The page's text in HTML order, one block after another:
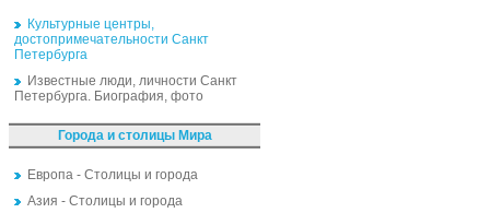
Культурные центры,
достопримечательности Санкт
Петербурга
Известные люди, личности Санкт
Петербурга. Биография, фото
Города и столицы Мира
Европа - Столицы и города
Азия - Столицы и города